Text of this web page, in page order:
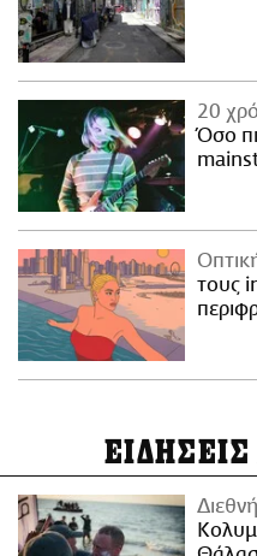
20
Όσο
τους
ΕΙΔΗΣΕΙΣ
Διεθνή